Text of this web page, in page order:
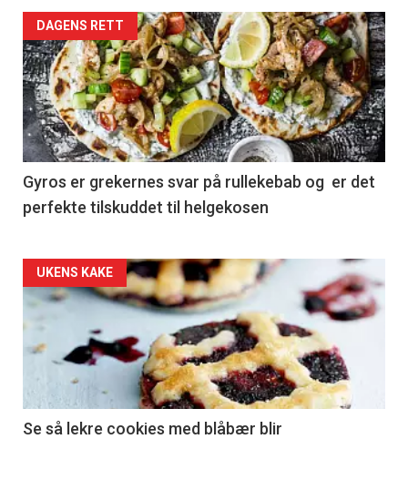
DAGENS RETT
Gyros er grekernes svar på rullekebab og er det
perfekte tilskuddet til helgekosen
Forsiden
akkurat
nå
2
UKENS KAKE
Se så lekre cookies med blåbær blir